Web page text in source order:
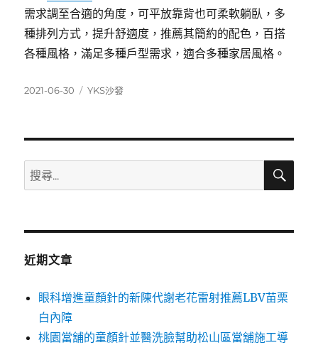
需求調至合適的角度，可平放靠背也可柔軟躺臥，多
種排列方式，提升舒適度，推薦其簡約的配色，百搭
各種風格，滿足多種戶型需求，適合多種家居風格。
發
2021-06-30
分
YKS沙發
搜
尋
鍵
搜
近期文章
眼科增進童顏針的新陳代謝老花雷射推薦LBV苗栗
白內障
桃園當舖的童顏針並醫洗臉幫助松山區當舖施工導